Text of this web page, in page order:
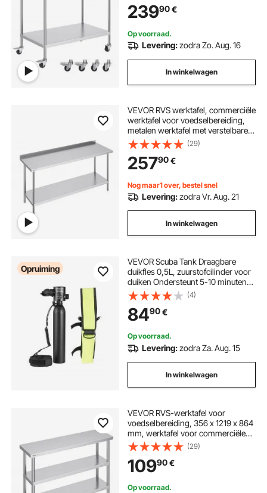
23990€
Op voorraad.
Levering:zodra Zo. Aug. 16
In winkelwagen
VEVOR RVS werktafel, commerciële
werktafel voor voedselbereiding,
metalen werktafel met verstelbare
hoogte voor restaurant, thuis en
hotel 610 x 1829 x 914 mm
(29)
25790€
Nog maar1 over, bestel snel
Levering:zodra Vr. Aug. 21
In winkelwagen
Opruiming
VEVOR Scuba Tank Draagbare
duikfles 0,5L, zuurstofcilinder voor
duiken Ondersteunt 5-10 minuten
onderwaterademen, 30m
duikdiepte, longcilinderset voor
onderwateronderzoek/redding
(4)
8490€
Op voorraad.
Levering:zodra Za. Aug. 15
In winkelwagen
VEVOR RVS-werktafel voor
voedselbereiding, 356 x 1219 x 864
mm, werktafel voor commerciële
keukens, met 2 verstelbare
onderste planken,
voorbereidingstafel voor grill,
keuken, huis en garage
(29)
10990€
Op voorraad.